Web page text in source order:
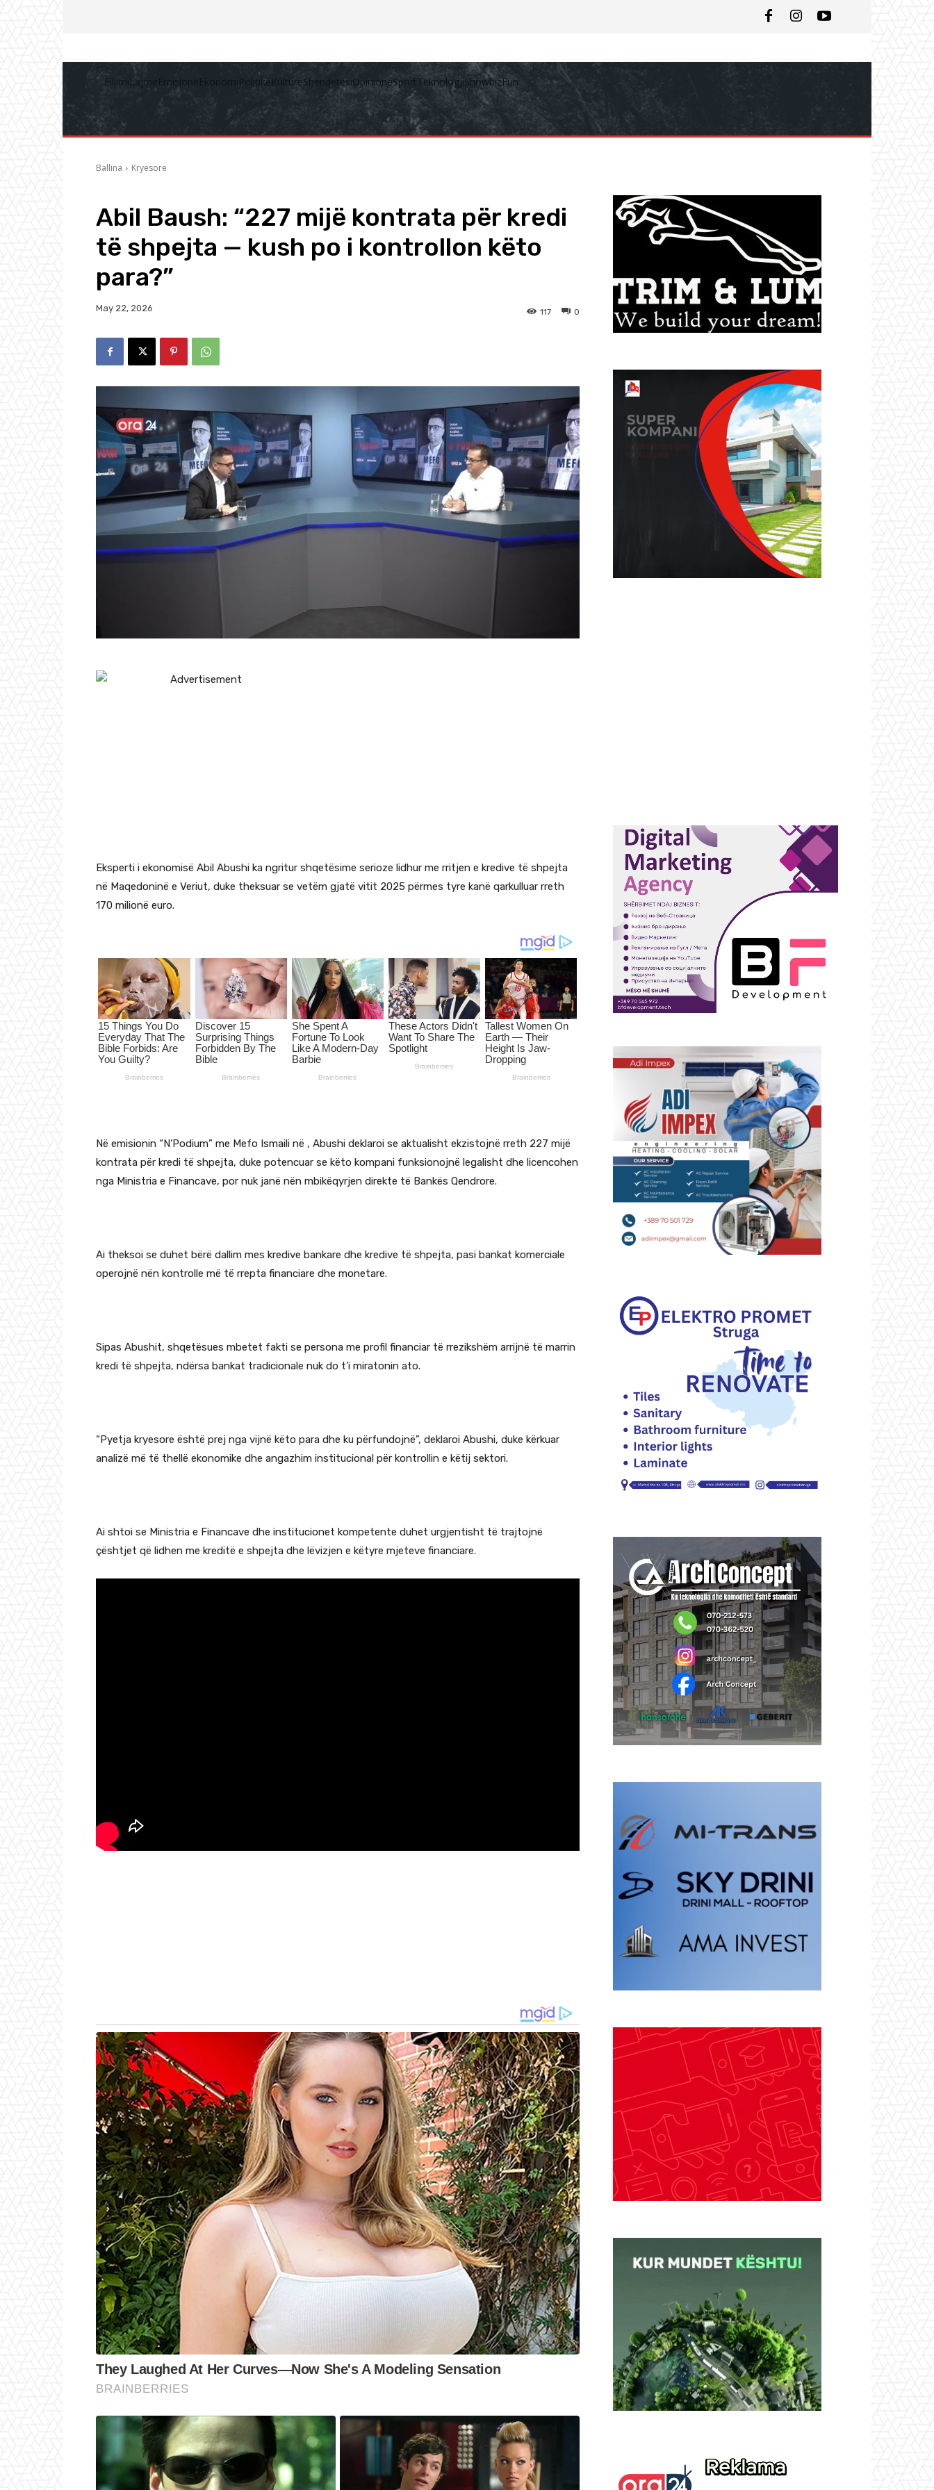
FillimiLajmeEmisioneEkonomiPolitikëKulturëShëndetësiOpinioneSportTeknologjiShowbizFun
Ballina Kryesore
Abil Baush: “227 mijë kontrata për kredi
të shpejta — kush po i kontrollon këto
para?”
May 22, 2026 0
117
Eksperti i ekonomisë Abil Abushi ka ngritur shqetësime serioze lidhur me rritjen e kredive të shpejta
në Maqedoninë e Veriut, duke theksuar se vetëm gjatë vitit 2025 përmes tyre kanë qarkulluar rreth
170 milionë euro.
Në emisionin “N’Podium” me Mefo Ismaili në , Abushi deklaroi se aktualisht ekzistojnë rreth 227 mijë
kontrata për kredi të shpejta, duke potencuar se këto kompani funksionojnë legalisht dhe licencohen
nga Ministria e Financave, por nuk janë nën mbikëqyrjen direkte të Bankës Qendrore.
Ai theksoi se duhet bërë dallim mes kredive bankare dhe kredive të shpejta, pasi bankat komerciale
operojnë nën kontrolle më të rrepta financiare dhe monetare.
Sipas Abushit, shqetësues mbetet fakti se persona me profil financiar të rrezikshëm arrijnë të marrin
kredi të shpejta, ndërsa bankat tradicionale nuk do t’i miratonin ato.
“Pyetja kryesore është prej nga vijnë këto para dhe ku përfundojnë”, deklaroi Abushi, duke kërkuar
analizë më të thellë ekonomike dhe angazhim institucional për kontrollin e këtij sektori.
Ai shtoi se Ministria e Financave dhe institucionet kompetente duhet urgjentisht të trajtojnë
çështjet që lidhen me kreditë e shpejta dhe lëvizjen e këtyre mjeteve financiare.